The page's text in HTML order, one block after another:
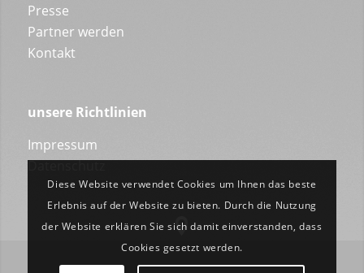
Presse
Partner werden
Kontakt
unsere Richtlinien
Impressum
Datenschutz
Diese Website verwendet Cookies um Ihnen das beste
Erlebnis auf der Website zu bieten. Durch die Nutzung
der Website erklären Sie sich damit einverstanden, dass
Cookies gesetzt werden.